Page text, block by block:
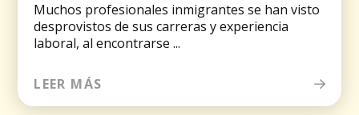
Muchos profesionales inmigrantes se han visto
desprovistos de sus carreras y experiencia
laboral, al encontrarse ...
LEER MÁS